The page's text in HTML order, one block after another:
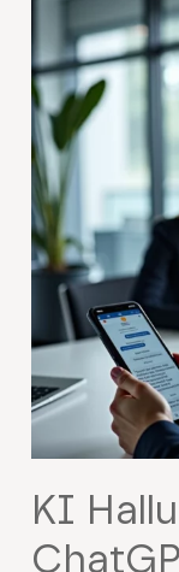
KI